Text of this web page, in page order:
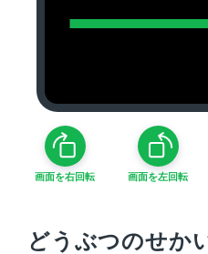
画面を右回転 画面を左回転
どうぶつのせか